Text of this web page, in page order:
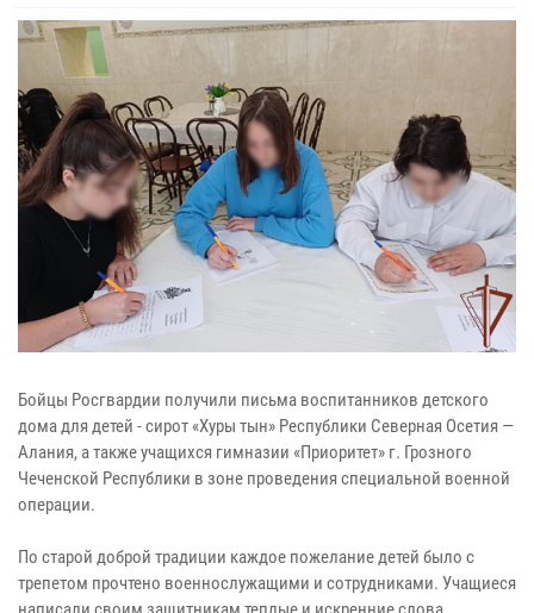
Бойцы Росгвардии получили письма воспитанников детского
дома для детей - сирот «Хуры тын» Республики Северная Осетия —
Алания, а также учащихся гимназии «Приоритет» г. Грозного
Чеченской Республики в зоне проведения специальной военной
операции.
По старой доброй традиции каждое пожелание детей было с
трепетом прочтено военнослужащими и сотрудниками. Учащиеся